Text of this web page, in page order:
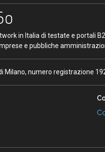
in Italia di testate e portali
e pubbliche
Milano, numero registrazione